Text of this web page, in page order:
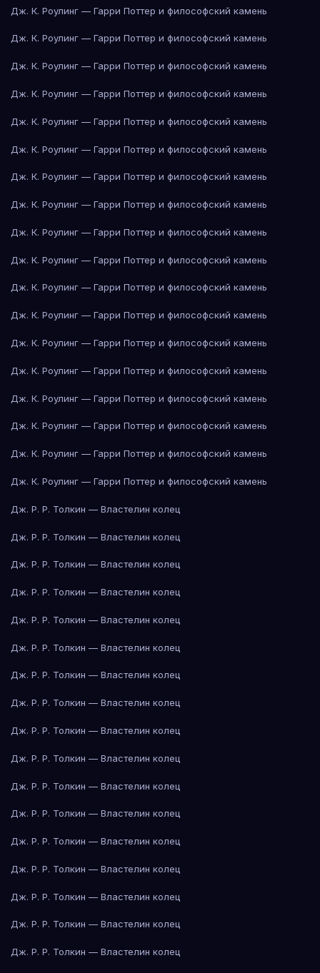
Дж. К. Роулинг — Гарри Поттер и философский камень
Дж. К. Роулинг — Гарри Поттер и философский камень
Дж. К. Роулинг — Гарри Поттер и философский камень
Дж. К. Роулинг — Гарри Поттер и философский камень
Дж. К. Роулинг — Гарри Поттер и философский камень
Дж. К. Роулинг — Гарри Поттер и философский камень
Дж. К. Роулинг — Гарри Поттер и философский камень
Дж. К. Роулинг — Гарри Поттер и философский камень
Дж. К. Роулинг — Гарри Поттер и философский камень
Дж. К. Роулинг — Гарри Поттер и философский камень
Дж. К. Роулинг — Гарри Поттер и философский камень
Дж. К. Роулинг — Гарри Поттер и философский камень
Дж. К. Роулинг — Гарри Поттер и философский камень
Дж. К. Роулинг — Гарри Поттер и философский камень
Дж. К. Роулинг — Гарри Поттер и философский камень
Дж. К. Роулинг — Гарри Поттер и философский камень
Дж. К. Роулинг — Гарри Поттер и философский камень
Дж. К. Роулинг — Гарри Поттер и философский камень
Дж. Р. Р. Толкин — Властелин колец
Дж. Р. Р. Толкин — Властелин колец
Дж. Р. Р. Толкин — Властелин колец
Дж. Р. Р. Толкин — Властелин колец
Дж. Р. Р. Толкин — Властелин колец
Дж. Р. Р. Толкин — Властелин колец
Дж. Р. Р. Толкин — Властелин колец
Дж. Р. Р. Толкин — Властелин колец
Дж. Р. Р. Толкин — Властелин колец
Дж. Р. Р. Толкин — Властелин колец
Дж. Р. Р. Толкин — Властелин колец
Дж. Р. Р. Толкин — Властелин колец
Дж. Р. Р. Толкин — Властелин колец
Дж. Р. Р. Толкин — Властелин колец
Дж. Р. Р. Толкин — Властелин колец
Дж. Р. Р. Толкин — Властелин колец
Дж. Р. Р. Толкин — Властелин колец